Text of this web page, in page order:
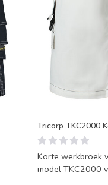
Tricorp TKC2000
Korte werkbroek
model TKC2000